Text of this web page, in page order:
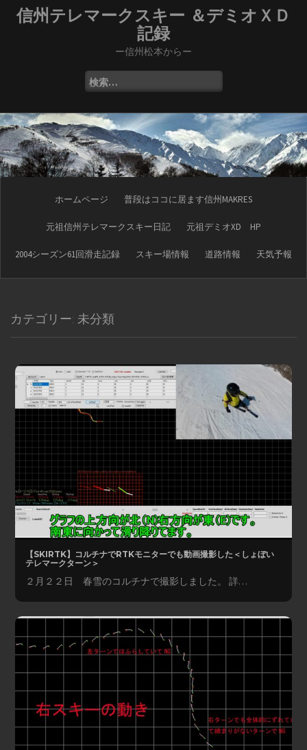
ッ
プ
信州テレマークスキー ＆デミオＸＤ
記録
ー信州松本からー
検
索:
ホームページ 普段はココに居ます信州MAKRES
元祖信州テレマークスキー日記 元祖デミオXD HP
2004シーズン61回滑走記録 スキー場情報 道路情報 天気予報
カテゴリー: 未分類
【SKIRTK】コルチナでRTKモニターでも動画撮影した＜しょぼい
テレマークターン＞
２月２２日 春雪のコルチナで撮影しました。 詳…